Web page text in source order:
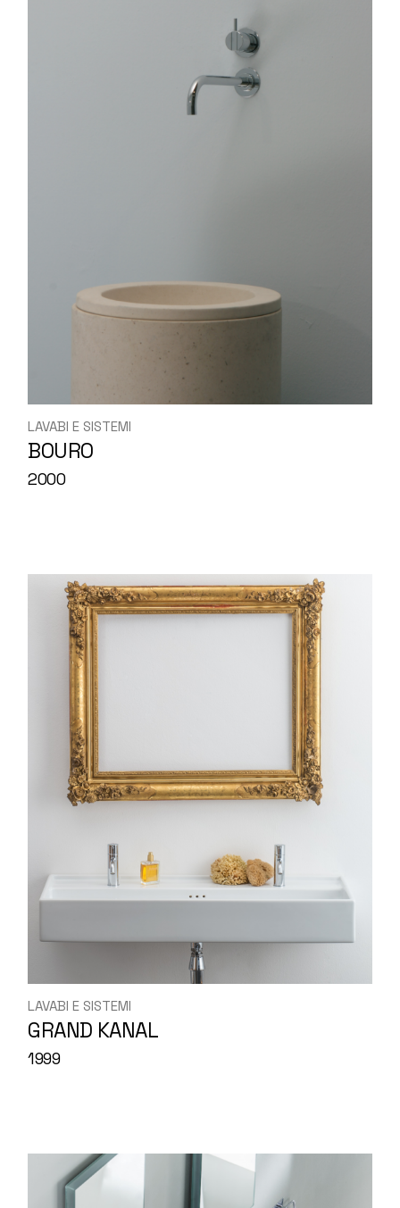
LAVABI E SISTEMI
BOURO
2000
LAVABI E SISTEMI
GRAND KANAL
1999